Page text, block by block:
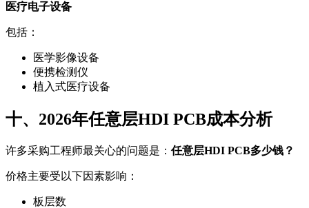
医疗电子设备
包括：
医学影像设备
便携检测仪
植入式医疗设备
十、2026年任意层HDI PCB成本分析
许多采购工程师最关心的问题是： 任意层HDI PCB多少钱？
价格主要受以下因素影响：
板层数